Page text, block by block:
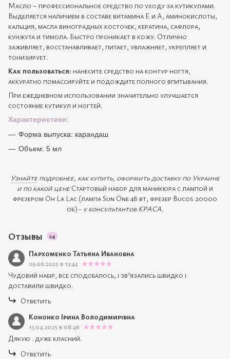
Масло – профессиональное средство по уходу за кутикулами.
Выделяется наличием в составе витамина E и A, аминокислоты,
кальция, масла виноградных косточек, кератина, сафлора,
кунжута и тимола. Быстро проникает в кожу. Отлично
заживляет, восстанавливает, питает, увлажняет, укрепляет и
тонизирует.
Как пользоваться: нанесите средство на контур ногтя,
аккуратно помассируйте и подождите полного впитывания.
При ежедневном использовании значительно улучшается
состояние кутикул и ногтей.
Характеристики:
Форма выпуска: карандаш
Объем: 5 мл
Узнайтеподробнее, как купить, оформить доставку по Украине
и по какой ценеСтартовый набор для маникюра с лампой и
фрезером Oh La Lac (лампа Sun One 48 вт, фрезер Bucos 20000
об)– у консультантов КРАСА.
Отзывы 24
Пархоменко Татьяна Ивановна
03.06.2025 в 13:44
Чудовий набір, все сподобалось, і зв'язались швидко і
доставили швидко.
Ответить
Кононко Ірина Володимирівна
13.04.2025 в 08:46
Дякую . дуже класний.
Ответить